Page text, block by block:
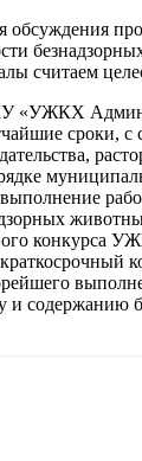
обсуждения
считаем
«УЖКХ
сроки, с
конкурса
и содержанию